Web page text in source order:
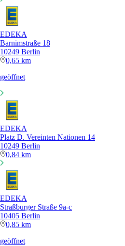
EDEKA
Barnimstraße 18
10249 Berlin
0,65 km
geöffnet
EDEKA
Platz D. Vereinten Nationen 14
10249 Berlin
0,84 km
EDEKA
Straßburger Straße 9a-c
10405 Berlin
0,85 km
geöffnet